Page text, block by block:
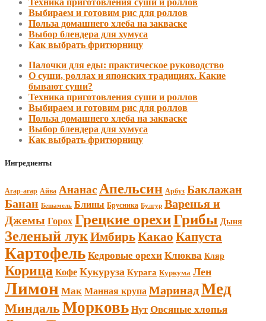
Выбираем и готовим рис для роллов
Польза домашнего хлеба на закваске
Выбор блендера для хумуса
Как выбрать фритюрницу
Палочки для еды: практическое руководство
О суши, роллах и японских традициях. Какие
бывают суши?
Техника приготовления суши и роллов
Выбираем и готовим рис для роллов
Польза домашнего хлеба на закваске
Выбор блендера для хумуса
Как выбрать фритюрницу
Ингредиенты
Агар-агар Айва Ананас Апельсин Арбуз Баклажан
Банан Бешамель Блины Брусника Булгур Варенья и
Джемы Горох Грецкие орехиГрибы Дыня
Зеленый лук ИмбирьКакао Капуста
Картофель Кедровые орехи Клюква Кляр
Корица Кофе Кукуруза Курага Куркума Лен
Лимон Мак Манная крупа МаринадМед
Миндаль Морковь Нут Овсяные хлопья